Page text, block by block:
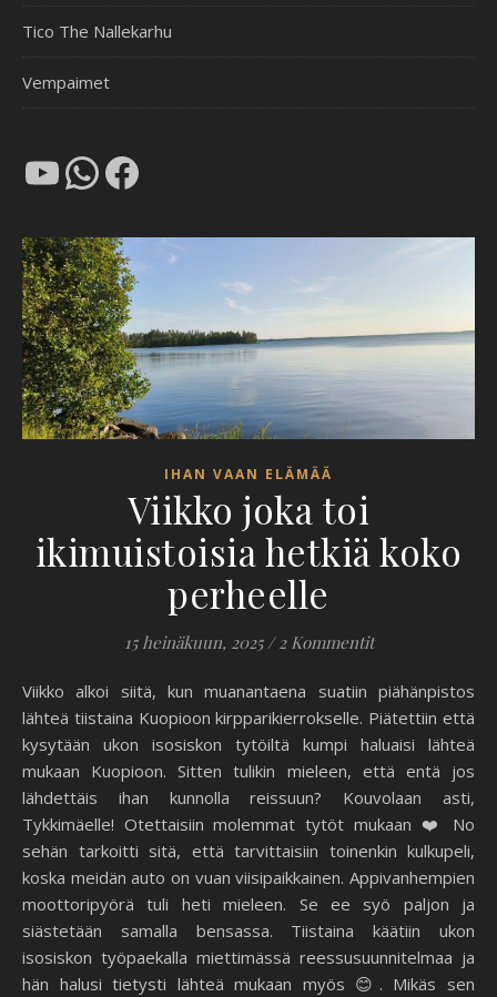
Tico The Nallekarhu
Vempaimet
YouTubeWhatsApp
Facebook
IHAN VAAN ELÄMÄÄ
Viikko joka toi
ikimuistoisia hetkiä koko
perheelle
15 heinäkuun, 2025 / 2 Kommentit
Viikko alkoi siitä, kun muanantaena suatiin piähänpistos
lähteä tiistaina Kuopioon kirpparikierrokselle. Piätettiin että
kysytään ukon isosiskon tytöiltä kumpi haluaisi lähteä
mukaan Kuopioon. Sitten tulikin mieleen, että entä jos
lähdettäis ihan kunnolla reissuun? Kouvolaan asti,
Tykkimäelle! Otettaisiin molemmat tytöt mukaan ❤️ No
sehän tarkoitti sitä, että tarvittaisiin toinenkin kulkupeli,
koska meidän auto on vuan viisipaikkainen. Appivanhempien
moottoripyörä tuli heti mieleen. Se ee syö paljon ja
siästetään samalla bensassa. Tiistaina käätiin ukon
isosiskon työpaekalla miettimässä reessusuunnitelmaa ja
hän halusi tietysti lähteä mukaan myös 😊. Mikäs sen